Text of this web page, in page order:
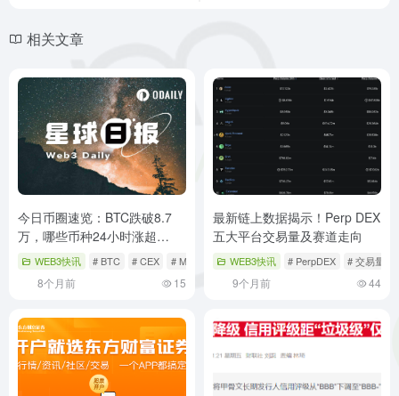
相关文章
今日币圈速览：BTC跌破8.7
万，哪些币种24小时涨超
10%？
WEB3快讯 # BTC # CEX # Meme
8个月前 15
最新链上数据揭示！Perp DEX
五大平台交易量及赛道走向
WEB3快讯 # PerpDEX # 交易量
9个月前 44